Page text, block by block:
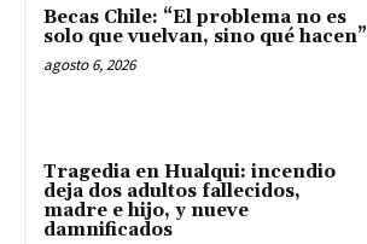
Becas Chile: “El problema no es
solo que vuelvan, sino qué hacen”
agosto 6, 2026
Tragedia en Hualqui: incendio
deja dos adultos fallecidos,
madre e hijo, y nueve
damnificados